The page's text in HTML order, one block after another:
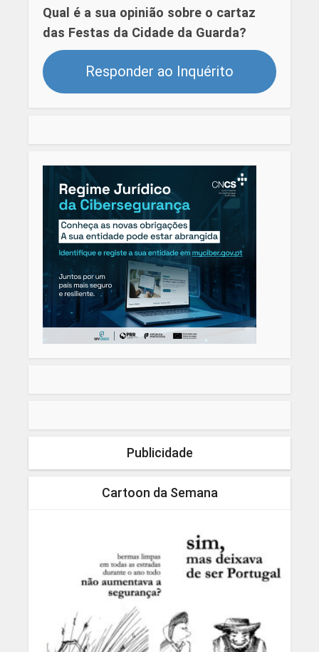
Qual é a sua opinião sobre o cartaz
das Festas da Cidade da Guarda?
Responder ao Inquérito
Publicidade
Cartoon da Semana